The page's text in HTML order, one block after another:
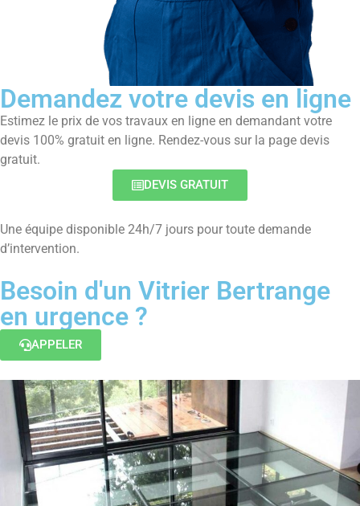
Demandez votre devis en ligne
Estimez le prix de vos travaux en ligne en demandant votre
devis 100% gratuit en ligne. Rendez-vous sur la page devis
gratuit.
DEVIS GRATUIT
Une équipe disponible 24h/7 jours pour toute demande
d’intervention.
Besoin d'un Vitrier Bertrange
en urgence ?
APPELER